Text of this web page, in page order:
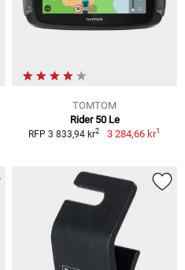
TOMTOM
Rider 50 Le
RFP 3 833,94 kr2 3 284,66 kr1